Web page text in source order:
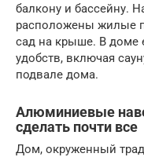
балкону и бассейну.
расположены жилые
сад на крыше. В доме
удобств, включая
подвале дома.
Алюминиевые
сделать почти все
Дом, окруженный